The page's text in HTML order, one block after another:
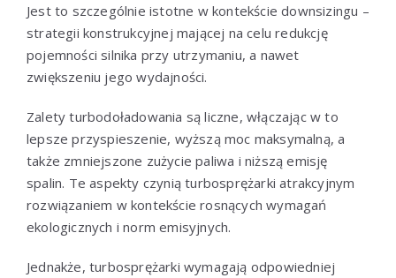
Jest to szczególnie istotne w kontekście downsizingu –
strategii konstrukcyjnej mającej na celu redukcję
pojemności silnika przy utrzymaniu, a nawet
zwiększeniu jego wydajności.
Zalety turbodoładowania są liczne, włączając w to
lepsze przyspieszenie, wyższą moc maksymalną, a
także zmniejszone zużycie paliwa i niższą emisję
spalin. Te aspekty czynią turbosprężarki atrakcyjnym
rozwiązaniem w kontekście rosnących wymagań
ekologicznych i norm emisyjnych.
Jednakże, turbosprężarki wymagają odpowiedniej